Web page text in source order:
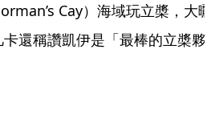
Cay）海域玩立槳，大
還稱讚凱伊是「最棒的立槳夥